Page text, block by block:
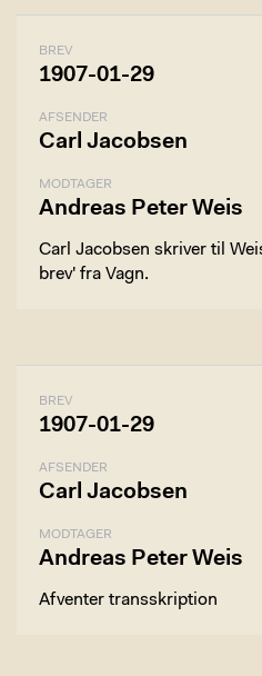
BREV
1907-01-29
AFSENDER
Carl Jacobsen
MODTAGER
Andreas Peter Weis
Carl Jacobsen skriver til
brev' fra Vagn.
BREV
1907-01-29
AFSENDER
Carl Jacobsen
MODTAGER
Andreas Peter Weis
Afventer transskription